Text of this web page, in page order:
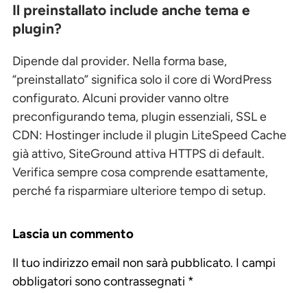
Il preinstallato include anche tema e
plugin?
Dipende dal provider. Nella forma base,
“preinstallato” significa solo il core di WordPress
configurato. Alcuni provider vanno oltre
preconfigurando tema, plugin essenziali, SSL e
CDN: Hostinger include il plugin LiteSpeed Cache
già attivo, SiteGround attiva HTTPS di default.
Verifica sempre cosa comprende esattamente,
perché fa risparmiare ulteriore tempo di setup.
Lascia un commento
Il tuo indirizzo email non sarà pubblicato. I campi
obbligatori sono contrassegnati *